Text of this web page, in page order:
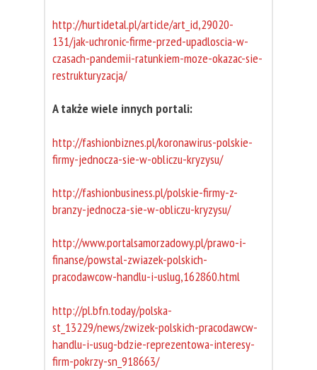
http://hurtidetal.pl/article/art_id,29020-
131/jak-uchronic-firme-przed-upadloscia-w-
czasach-pandemii-ratunkiem-moze-okazac-sie-
restrukturyzacja/
A także wiele innych portali:
http://fashionbiznes.pl/koronawirus-polskie-
firmy-jednocza-sie-w-obliczu-kryzysu/
http://fashionbusiness.pl/polskie-firmy-z-
branzy-jednocza-sie-w-obliczu-kryzysu/
http://www.portalsamorzadowy.pl/prawo-i-
finanse/powstal-zwiazek-polskich-
pracodawcow-handlu-i-uslug,162860.html
http://pl.bfn.today/polska-
st_13229/news/zwizek-polskich-pracodawcw-
handlu-i-usug-bdzie-reprezentowa-interesy-
firm-pokrzy-sn_918663/